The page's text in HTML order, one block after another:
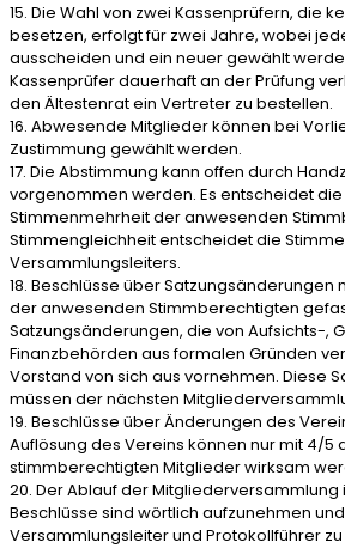
15. Die Wahl von zwei Kassenprüfern, die
besetzen, erfolgt für zwei Jahre, wobei
ausscheiden und ein neuer gewählt
Kassenprüfer dauerhaft an der Prüfung
den Ältestenrat ein Vertreter zu bestellen.
16. Abwesende Mitglieder können bei
Zustimmung gewählt werden.
17. Die Abstimmung kann offen durch
vorgenommen werden. Es entscheidet
Stimmenmehrheit der anwesenden
Stimmengleichheit entscheidet die
Versammlungsleiters.
18. Beschlüsse über Satzungsänderungen
der anwesenden Stimmberechtigten
Satzungsänderungen, die von Aufsichts-,
Finanzbehörden aus formalen Gründen
Vorstand von sich aus vornehmen. Diese
müssen der nächsten
19. Beschlüsse über Änderungen des
Auflösung des Vereins können nur mit 4/5
stimmberechtigten Mitglieder wirksam
20. Der Ablauf der Mitgliederversammlung
Beschlüsse sind wörtlich aufzunehmen
Versammlungsleiter und Protokollführer